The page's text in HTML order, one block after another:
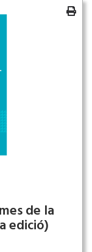
de la
edició)